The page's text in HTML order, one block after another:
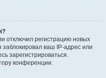
отключил регистрацию новых
заблокировал ваш IP-адрес или
зарегистрироваться.
конференции.